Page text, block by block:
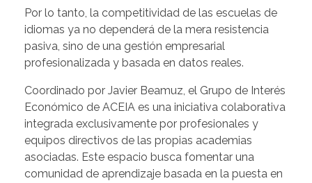
Por lo tanto, la competitividad de las escuelas de
idiomas ya no dependerá de la mera resistencia
pasiva, sino de una gestión empresarial
profesionalizada y basada en datos reales.
Coordinado por Javier Beamuz, el Grupo de Interés
Económico de ACEIA es una iniciativa colaborativa
integrada exclusivamente por profesionales y
equipos directivos de las propias academias
asociadas. Este espacio busca fomentar una
comunidad de aprendizaje basada en la puesta en